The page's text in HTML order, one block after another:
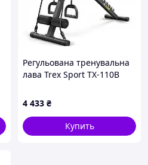
Регульована тренувальна
лава Trex Sport TX-110B
4 433 ₴
Купить